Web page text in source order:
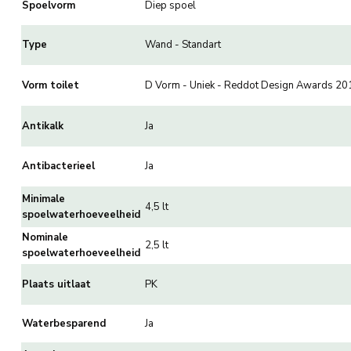
Spoelvorm Diep spoel
Type Wand - Standart
Vorm toilet D Vorm - Uniek - Reddot Design Awards
Antikalk Ja
Antibacterieel Ja
Minimale
spoelwaterhoeveelheid
4,5 lt
Nominale
spoelwaterhoeveelheid
2,5 lt
Plaats uitlaat PK
Waterbesparend Ja